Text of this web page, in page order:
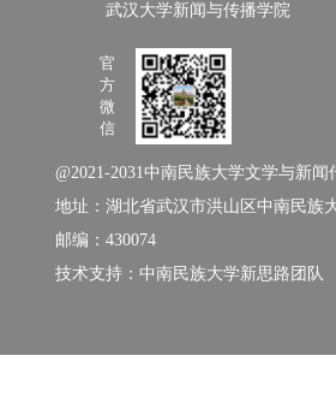
武汉大学新闻与传播学院
官
方
微
信
@2021-2031中南民族大学文学与新
地址：湖北省武汉市洪山区中南民族
邮编：430074
技术支持：中南民族大学新思路团队